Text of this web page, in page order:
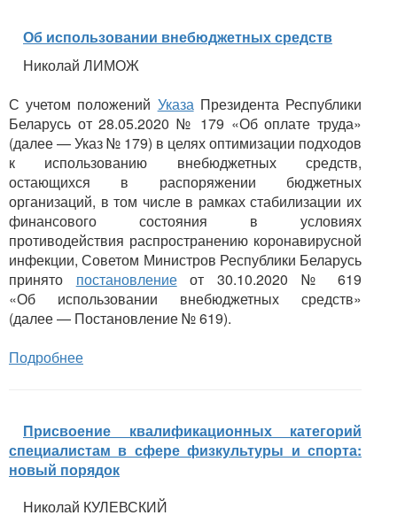
Об использовании внебюджетных средств
Николай ЛИМОЖ
С учетом положений УказаПрезидента Республики
Беларусь от 28.05.2020 № 179 «Об оплате труда»
(далее — Указ № 179) в целях оптимизации подходов
к использованию внебюджетных средств,
остающихся в распоряжении бюджетных
организаций, в том числе в рамках стабилизации их
финансового состояния в условиях
противодействия распространению коронавирусной
инфекции, Советом Министров Республики Беларусь
принято постановлениеот 30.10.2020 № 619
«Об использовании внебюджетных средств»
(далее — Постановление № 619).
Подробнее
Присвоение квалификационных категорий
специалистам в сфере физкультуры и спорта:
новый порядок
Николай КУЛЕВСКИЙ